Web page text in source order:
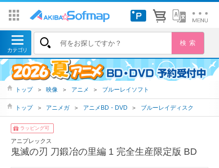
トップ ＞ 映像 ＞ アニメ ＞ ブルーレイソフト
トップ ＞ アニメガ ＞ アニメBD・DVD ＞ ブルーレイディスク
ラッピング可
アニプレックス
鬼滅の刃 刀鍛冶の里編 1 完全生産限定版 BD